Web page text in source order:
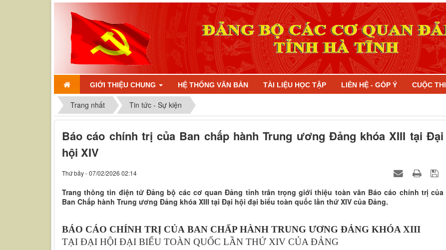
GIỚI THIỆU CHUNG HỆ THỐNG VĂN BẢN TÀI LIỆU HỌC TẬP LIÊN HỆ - GÓP Ý CUỘC THI
Trang nhất Tin tức - Sự kiện
Báo cáo chính trị của Ban chấp hành Trung ương Đảng khóa XIII tại Đại
hội XIV
Thứ bảy - 07/02/2026 02:14
Trang thông tin điện tử Đảng bộ các cơ quan Đảng tỉnh trân trọng giới thiệu toàn văn Báo cáo chính trị của
Ban Chấp hành Trung ương Đảng khóa XIII tại Đại hội đại biểu toàn quốc lần thứ XIV của Đảng.
BÁO CÁO CHÍNH TRỊ CỦA BAN CHẤP HÀNH TRUNG ƯƠNG ĐẢNG KHÓA XIII
TẠI ĐẠI HỘI ĐẠI BIỂU TOÀN QUỐC LẦN THỨ XIV CỦA ĐẢNG